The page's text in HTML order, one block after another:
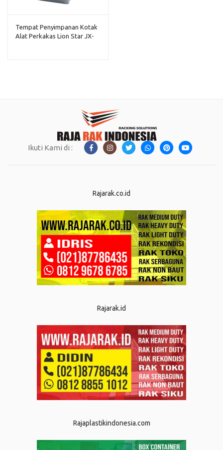
Tempat Penyimpanan Kotak
Alat Perkakas Lion Star JX-
Ikuti Kami di :
Rajarak.co.id
Rajarak.id
Rajaplastikindonesia.com